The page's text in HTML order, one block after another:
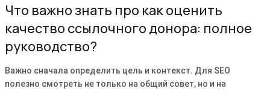
Что важно знать про как оценить
качество ссылочного донора: полное
руководство?
Важно сначала определить цель и контекст. Для SEO
полезно смотреть не только на общий совет, но и на